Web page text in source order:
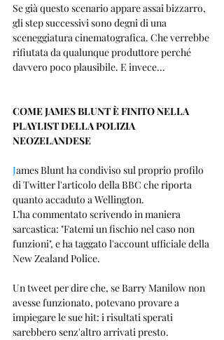
Se già questo scenario appare assai bizzarro,
gli step successivi sono degni di una
sceneggiatura cinematografica. Che verrebbe
rifiutata da qualunque produttore perché
davvero poco plausibile. E invece…
COME JAMES BLUNT È FINITO NELLA
PLAYLIST DELLA POLIZIA
NEOZELANDESE
James Blunt ha condiviso sul proprio profilo
di Twitter l'articolo della BBC che riporta
quanto accaduto a Wellington.
L’ha commentato scrivendo in maniera
sarcastica: "Fatemi un fischio nel caso non
funzioni", e ha taggato l'account ufficiale della
New Zealand Police.
Un tweet per dire che, se Barry Manilow non
avesse funzionato, potevano provare a
impiegare le sue hit: i risultati sperati
sarebbero senz'altro arrivati presto.